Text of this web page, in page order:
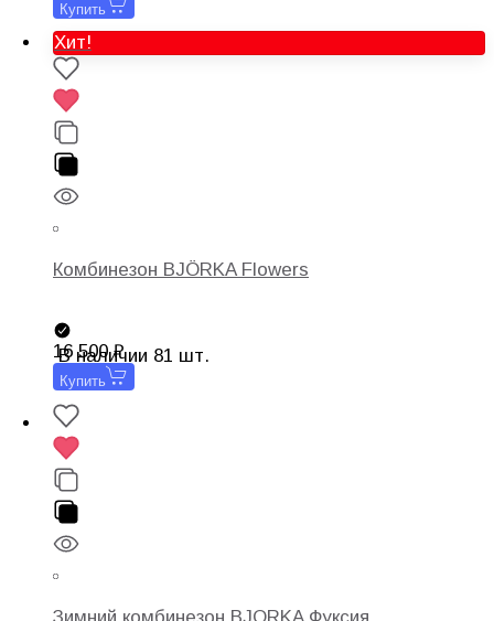
Купить
Хит!
Комбинезон BJÖRKA Flowers
В наличии 81 шт.
16 500
Купить